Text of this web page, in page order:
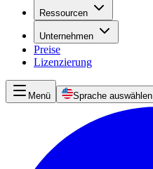
Ressourcen
Unternehmen
Preise
Lizenzierung
Menü Sprache auswählen